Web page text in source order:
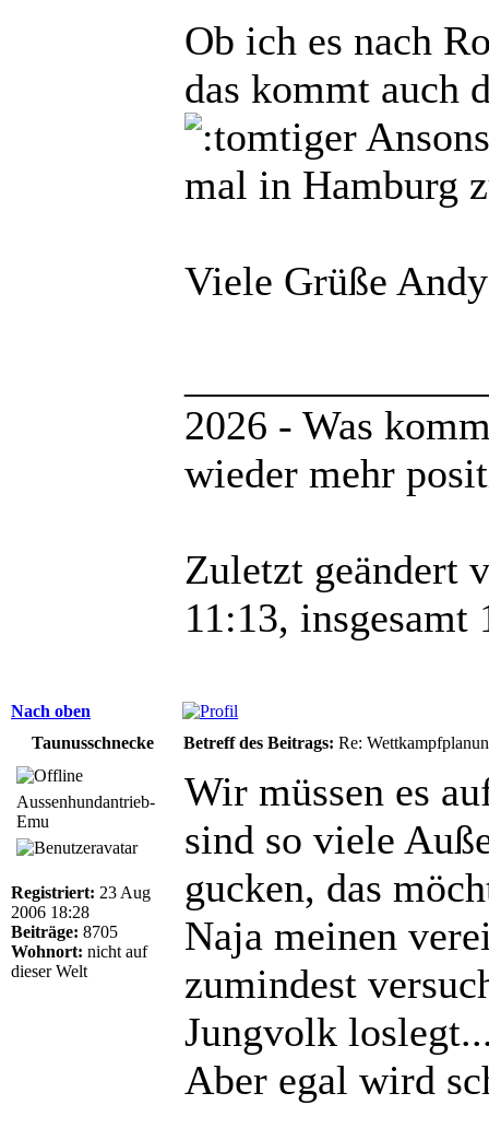
Ob ich es nach
das kommt auch
mal in Hamburg
Viele Grüße Andy
2026 - Was
wieder mehr
Zuletzt geändert
11:13, insgesamt
Nach oben
Taunusschnecke
Betreff des Beitrags: Re:
Aussenhundantrieb-
Emu
Registriert: 23 Aug
2006 18:28
Beiträge: 8705
Wohnort: nicht auf
dieser Welt
Wir müssen es
sind so viele
gucken, das
Naja meinen
zumindest
Jungvolk
Aber egal wird